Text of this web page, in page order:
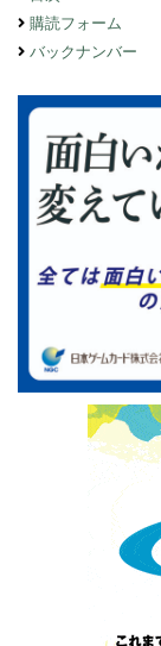
購読フォーム
バックナンバー